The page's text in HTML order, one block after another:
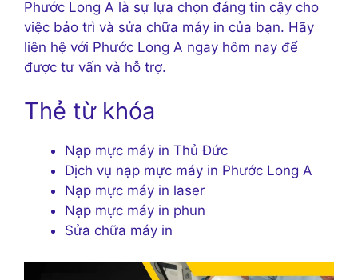
Phước Long A là sự lựa chọn đáng tin cậy cho
việc bảo trì và sửa chữa máy in của bạn. Hãy
liên hệ với Phước Long A ngay hôm nay để
được tư vấn và hỗ trợ.
Thẻ từ khóa
Nạp mực máy in Thủ Đức
Dịch vụ nạp mực máy in Phước Long A
Nạp mực máy in laser
Nạp mực máy in phun
Sửa chữa máy in